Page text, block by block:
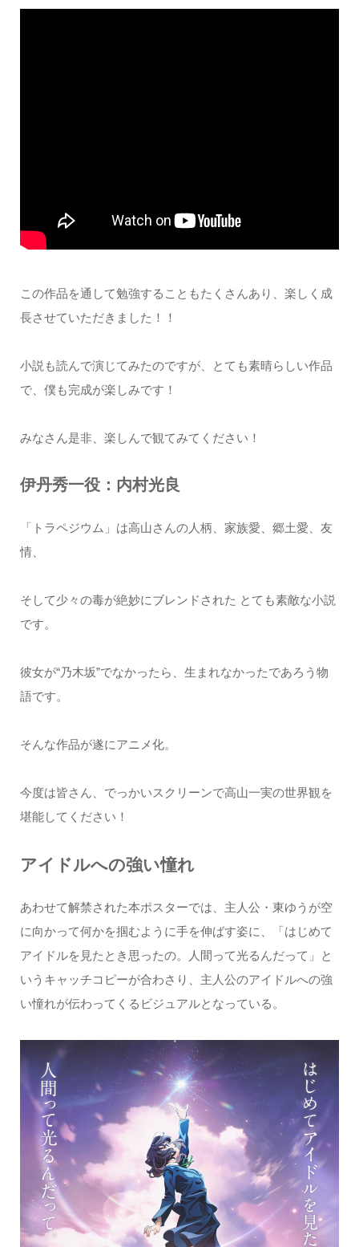
この作品を通して勉強することもたくさんあり、楽しく成
長させていただきました！！
小説も読んで演じてみたのですが、とても素晴らしい作品
で、僕も完成が楽しみです！
みなさん是非、楽しんで観てみてください！
伊丹秀一役：内村光良
「トラペジウム」は高山さんの人柄、家族愛、郷土愛、友
情、
そして少々の毒が絶妙にブレンドされた とても素敵な小説
です。
彼女が“乃木坂”でなかったら、生まれなかったであろう物
語です。
そんな作品が遂にアニメ化。
今度は皆さん、でっかいスクリーンで高山一実の世界観を
堪能してください！
アイドルへの強い憧れ
あわせて解禁された本ポスターでは、主人公・東ゆうが空
に向かって何かを掴むように手を伸ばす姿に、「はじめて
アイドルを見たとき思ったの。人間って光るんだって」と
いうキャッチコピーが合わさり、主人公のアイドルへの強
い憧れが伝わってくるビジュアルとなっている。